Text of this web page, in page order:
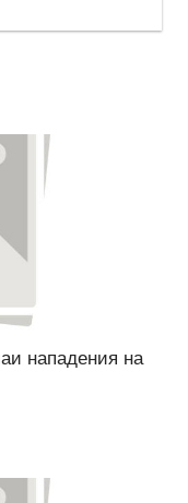
нападения на